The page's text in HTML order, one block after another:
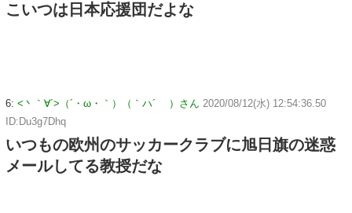
こいつは日本応援団だよな
6: <丶｀∀´>（´・ω・｀）（｀ハ´ ）さん 2020/08/12(水) 12:54:36.50
ID:Du3g7Dhq
いつもの欧州のサッカークラブに旭日旗の迷惑
メールしてる教授だな